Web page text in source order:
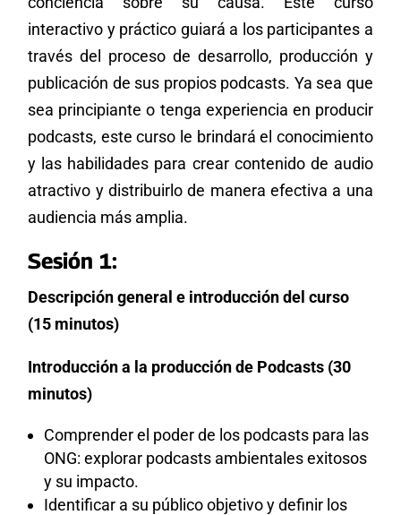
interactivo y práctico guiará a los participantes a
través del proceso de desarrollo, producción y
publicación de sus propios podcasts. Ya sea que
sea principiante o tenga experiencia en producir
podcasts, este curso le brindará el conocimiento
y las habilidades para crear contenido de audio
atractivo y distribuirlo de manera efectiva a una
audiencia más amplia.
Sesión 1:
Descripción general e introducción del curso
(15 minutos)
Introducción a la producción de Podcasts (30
minutos)
Comprender el poder de los podcasts para las
ONG: explorar podcasts ambientales exitosos
y su impacto.
Identificar a su público objetivo y definir los